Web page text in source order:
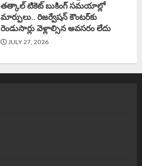
తత్కాల్‌ టికెట్‌ బుకింగ్‌ సమయాల్లో
మార్పులు.. రిజర్వేషన్ కౌంటర్‌కు
రెండుసార్లు వెళ్లాల్సిన అవసరం లేదు
JULY 27, 2026